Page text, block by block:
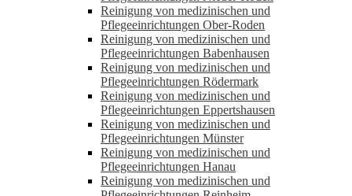
Reinigung von medizinischen und
Pflegeeinrichtungen Ober-Roden
Reinigung von medizinischen und
Pflegeeinrichtungen Babenhausen
Reinigung von medizinischen und
Pflegeeinrichtungen Rödermark
Reinigung von medizinischen und
Pflegeeinrichtungen Eppertshausen
Reinigung von medizinischen und
Pflegeeinrichtungen Münster
Reinigung von medizinischen und
Pflegeeinrichtungen Hanau
Reinigung von medizinischen und